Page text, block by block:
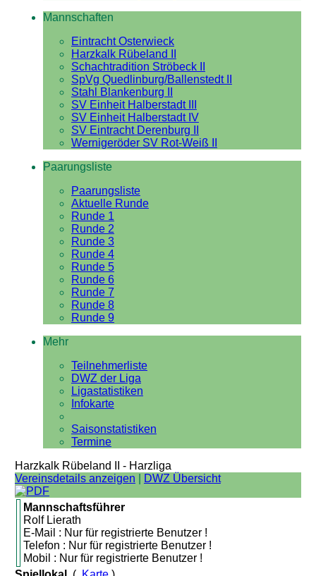
Mannschaften
Eintracht Osterwieck
Harzkalk Rübeland II
Schachtradition Ströbeck II
SpVg Quedlinburg/Ballenstedt II
Stahl Blankenburg II
SV Einheit Halberstadt III
SV Einheit Halberstadt IV
SV Eintracht Derenburg II
Wernigeröder SV Rot-Weiß II
Paarungsliste
Paarungsliste
Aktuelle Runde
Runde 1
Runde 2
Runde 3
Runde 4
Runde 5
Runde 6
Runde 7
Runde 8
Runde 9
Mehr
Teilnehmerliste
DWZ der Liga
Ligastatistiken
Infokarte
Saisonstatistiken
Termine
Harzkalk Rübeland II - Harzliga
Vereinsdetails anzeigen
DWZ Übersicht
Mannschaftsführer
Rolf Lierath
E-Mail : Nur für registrierte Benutzer !
Telefon : Nur für registrierte Benutzer !
Mobil : Nur für registrierte Benutzer !